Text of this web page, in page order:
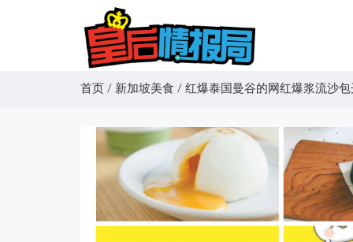
首页 / 新加坡美食 / 红爆泰国曼谷的网红爆浆流沙